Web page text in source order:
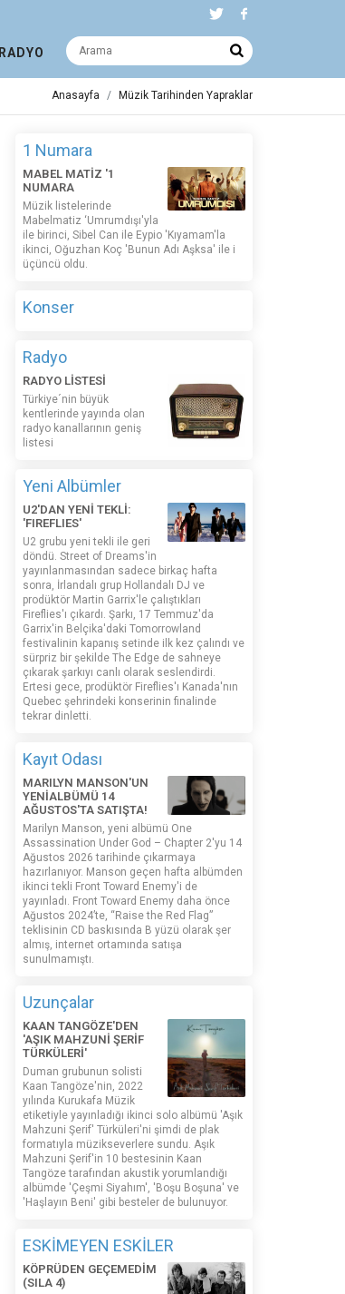
RADYO
Anasayfa Müzik Tarihinden Yapraklar
1 Numara
MABEL MATİZ '1
NUMARA
Müzik listelerinde
Mabelmatiz ‘Umrumdışı'yla
ile birinci, Sibel Can ile Eypio 'Kıyamam'la
ikinci, Oğuzhan Koç 'Bunun Adı Aşksa' ile i
üçüncü oldu.
Konser
Radyo
RADYO LİSTESİ
Türkiye´nin büyük
kentlerinde yayında olan
radyo kanallarının geniş
listesi
Yeni Albümler
U2'DAN YENİ TEKLİ:
'FIREFLIES'
U2 grubu yeni tekli ile geri
döndü. Street of Dreams'in
yayınlanmasından sadece birkaç hafta
sonra, İrlandalı grup Hollandalı DJ ve
prodüktör Martin Garrix'le çalıştıkları
Fireflies'ı çıkardı. Şarkı, 17 Temmuz'da
Garrix'in Belçika'daki Tomorrowland
festivalinin kapanış setinde ilk kez çalındı ​​ve
sürpriz bir şekilde The Edge de sahneye
çıkarak şarkıyı canlı olarak seslendirdi.
Ertesi gece, prodüktör Fireflies'ı Kanada'nın
Quebec şehrindeki konserinin finalinde
tekrar dinletti.
Kayıt Odası
MARILYN MANSON'UN
YENİALBÜMÜ 14
AĞUSTOS'TA SATIŞTA!
Marilyn Manson, yeni albümü One
Assassination Under God – Chapter 2'yu 14
Ağustos 2026 tarihinde çıkarmaya
hazırlanıyor. Manson geçen hafta albümden
ikinci tekli Front Toward Enemy'i de
yayınladı. Front Toward Enemy daha önce
Ağustos 2024’te, “Raise the Red Flag”
teklisinin CD baskısında B yüzü olarak şer
almış, internet ortamında satışa
sunulmamıştı.
Uzunçalar
KAAN TANGÖZE'DEN
'AŞIK MAHZUNİ ŞERİF
TÜRKÜLERİ'
Duman grubunun solisti
Kaan Tangöze'nin, 2022
yılında Kurukafa Müzik
etiketiyle yayınladığı ikinci solo albümü 'Aşık
Mahzuni Şerif' Türküleri'ni şimdi de plak
formatıyla müzikseverlere sundu. Aşık
Mahzuni Şerif'in 10 bestesinin Kaan
Tangöze tarafından akustik yorumlandığı
albümde 'Çeşmi Siyahım', 'Boşu Boşuna' ve
'Haşlayın Beni' gibi besteler de bulunuyor.
ESKİMEYEN ESKİLER
KÖPRÜDEN GEÇEMEDİM
(SILA 4)